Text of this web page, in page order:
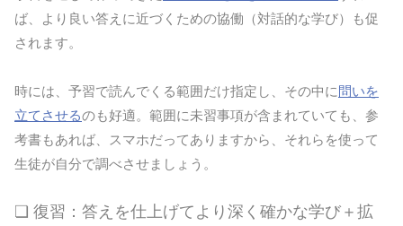
ば、より良い答えに近づくための協働（対話的な学び）も促
されます。
時には、予習で読んでくる範囲だけ指定し、その中に問いを
立てさせるのも好適。範囲に未習事項が含まれていても、参
考書もあれば、スマホだってありますから、それらを使って
生徒が自分で調べさせましょう。
❏ 復習：答えを仕上げてより深く確かな学び＋拡